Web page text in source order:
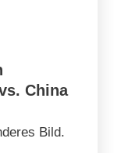
China
Bild.